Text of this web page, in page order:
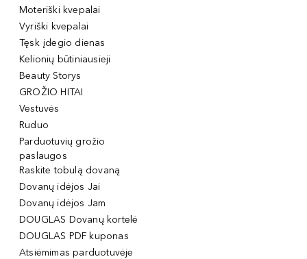
Moteriški kvepalai
Vyriški kvepalai
Tęsk įdegio dienas
Kelionių būtiniausieji
Beauty Storys
GROŽIO HITAI
Vestuvės
Ruduo
Parduotuvių grožio
paslaugos
Raskite tobulą dovaną
Dovanų idėjos Jai
Dovanų idėjos Jam
DOUGLAS Dovanų kortelė
DOUGLAS PDF kuponas
Atsiėmimas parduotuvėje